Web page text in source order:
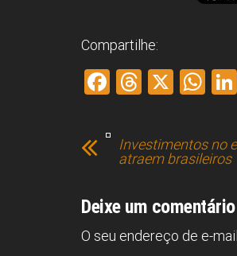
Compartilhe:
F
ce
b
ok
T
a
s
X
W
s
p
p
Investimentos no
atraem brasileiros
Deixe um comentário
O seu endereço de e-